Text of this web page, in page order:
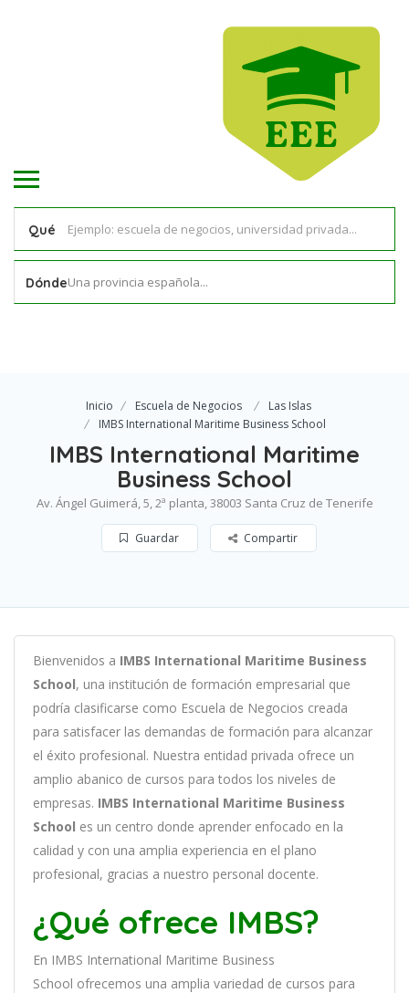
Qué
DóndeUna provincia española...
Inicio Escuela de Negocios
Las Islas
IMBS International Maritime Business School
IMBS International Maritime
Business School
Av. Ángel Guimerá, 5, 2ª planta, 38003 Santa Cruz de Tenerife
Guardar Compartir
Bienvenidos a IMBS International Maritime Business
School, una institución de formación empresarial que
podría clasificarse como Escuela de Negocios creada
para satisfacer las demandas de formación para alcanzar
el éxito profesional. Nuestra entidad privada ofrece un
amplio abanico de cursos para todos los niveles de
empresas. IMBS International Maritime Business
School es un centro donde aprender enfocado en la
calidad y con una amplia experiencia en el plano
profesional, gracias a nuestro personal docente.
¿Qué ofrece IMBS?
En IMBS International Maritime Business
School ofrecemos una amplia variedad de cursos para